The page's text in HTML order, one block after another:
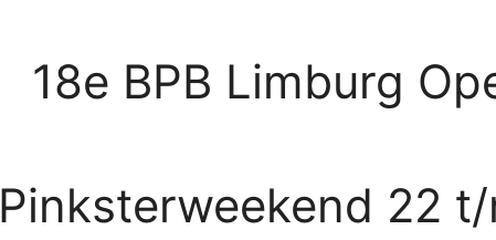
18e BPB Limburg
Pinksterweekend 22